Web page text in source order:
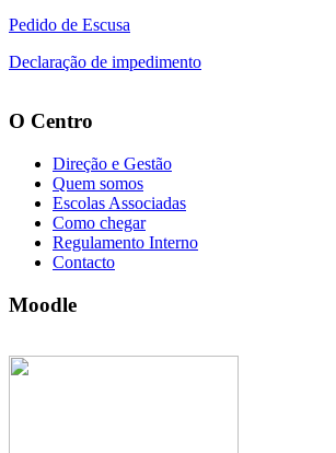
Pedido de Escusa
Declaração de impedimento
O Centro
Direção e Gestão
Quem somos
Escolas Associadas
Como chegar
Regulamento Interno
Contacto
Moodle